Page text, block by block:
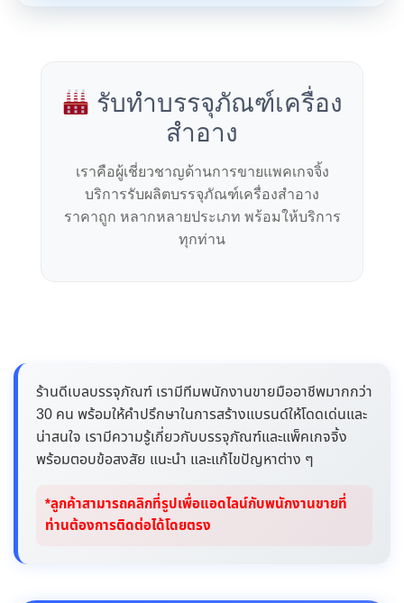
รับทำบรรจุภัณฑ์เครื่อง
สำอาง
เราคือผู้เชี่ยวชาญด้านการขายแพคเกจจิ้ง
บริการรับผลิตบรรจุภัณฑ์เครื่องสำอาง
ราคาถูก หลากหลายประเภท พร้อมให้บริการ
ทุกท่าน
ร้านดีเบลบรรจุภัณฑ์ เรามีทีมพนักงานขายมืออาชีพมากกว่า
30 คน พร้อมให้คำปรึกษาในการสร้างแบรนด์ให้โดดเด่นและ
น่าสนใจ เรามีความรู้เกี่ยวกับบรรจุภัณฑ์และแพ็คเกจจิ้ง
พร้อมตอบข้อสงสัย แนะนำ และแก้ไขปัญหาต่าง ๆ
*ลูกค้าสามารถคลิกที่รูปเพื่อแอดไลน์กับพนักงานขายที่
ท่านต้องการติดต่อได้โดยตรง